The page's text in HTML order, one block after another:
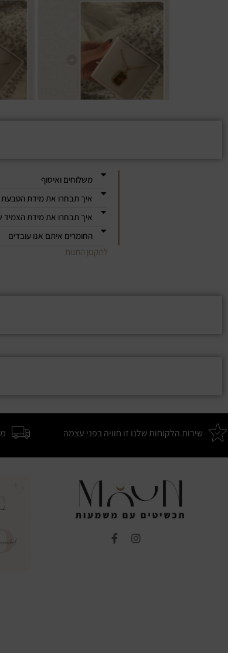
משלוחים ואיסוף
איך תבחרו את מידת
איך תבחרו את מידת הצמיד
החומרים איתם אנו עובדים
לתקנון החנות
שירות הלקוחות שלנו זו חוויה בפני עצמה